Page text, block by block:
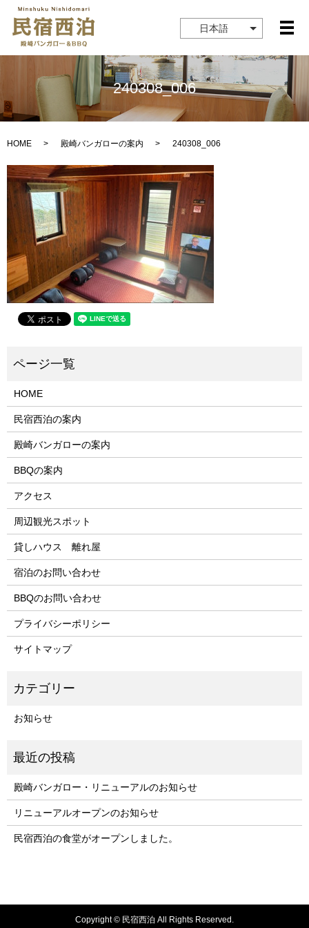
日本語 メ
240308_006
HOME 殿崎バンガローの案内 240308_006
HOME
民宿西泊の案内
殿崎バンガローの案内
BBQの案内
アクセス
周辺観光スポット
貸しハウス 離れ屋
宿泊のお問い合わせ
BBQのお問い合わせ
プライバシーポリシー
サイトマップ
お知らせ
殿崎バンガロー・リニューアルのお知らせ
リニューアルオープンのお知らせ
民宿西泊の食堂がオープンしました。
Copyright © 民宿西泊 All Rights Reserved.